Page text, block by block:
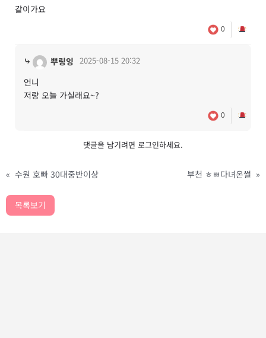
같이가요
0
⤷ 뿌링잉 2025-08-15 20:32
언니
저랑 오늘 가실래요~?
0
댓글을 남기려면 로그인하세요.
« 수원 호빠 30대중반이상 부천 ㅎㅃ다녀온썰 »
목록보기